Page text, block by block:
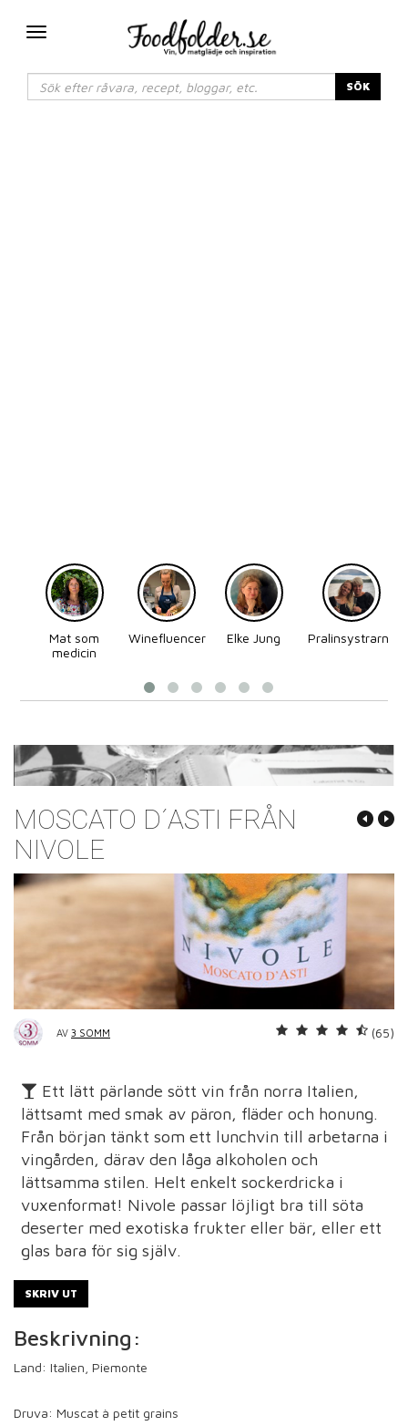
Växla
SÖK
Mat som
medicin
Winefluencer Elke Jung
Pralinsystrarna
MOSCATO D´ASTI FRÅN
NIVOLE
AV 3 SOMM (65)
Ett lätt pärlande sött vin från norra Italien,
lättsamt med smak av päron, fläder och honung.
Från början tänkt som ett lunchvin till arbetarna i
vingården, därav den låga alkoholen och
lättsamma stilen. Helt enkelt sockerdricka i
vuxenformat! Nivole passar löjligt bra till söta
deserter med exotiska frukter eller bär, eller ett
glas bara för sig själv.
SKRIV UT
Beskrivning:
Land: Italien, Piemonte
Druva: Muscat à petit grains